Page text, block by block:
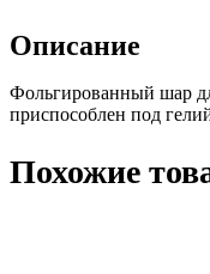
Описание
Фольгированный шар
приспособлен под
Похожие